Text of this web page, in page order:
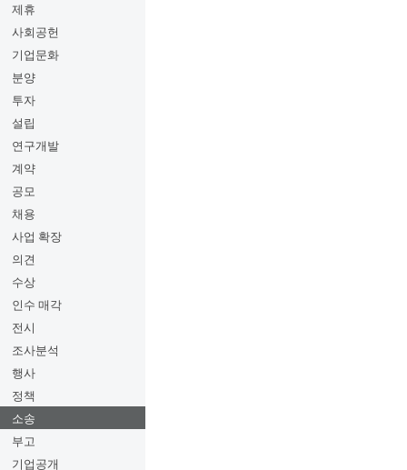
제휴
사회공헌
기업문화
분양
투자
설립
연구개발
계약
공모
채용
사업 확장
의견
수상
인수 매각
전시
조사분석
행사
정책
소송
부고
기업공개